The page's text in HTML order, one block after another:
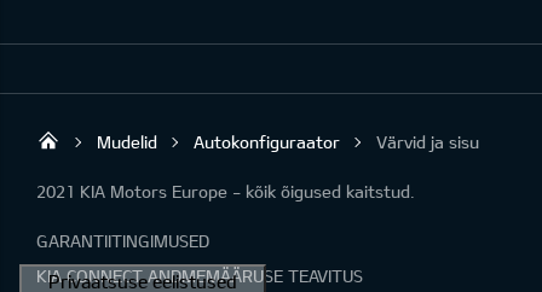
Sirtaki OÜ
Mudelid Autokonfiguraator Värvid ja sisu
2021 KIA Motors Europe - kõik õigused kaitstud.
GARANTIITINGIMUSED
KIA CONNECT ANDMEMÄÄRUSE TEAVITUS